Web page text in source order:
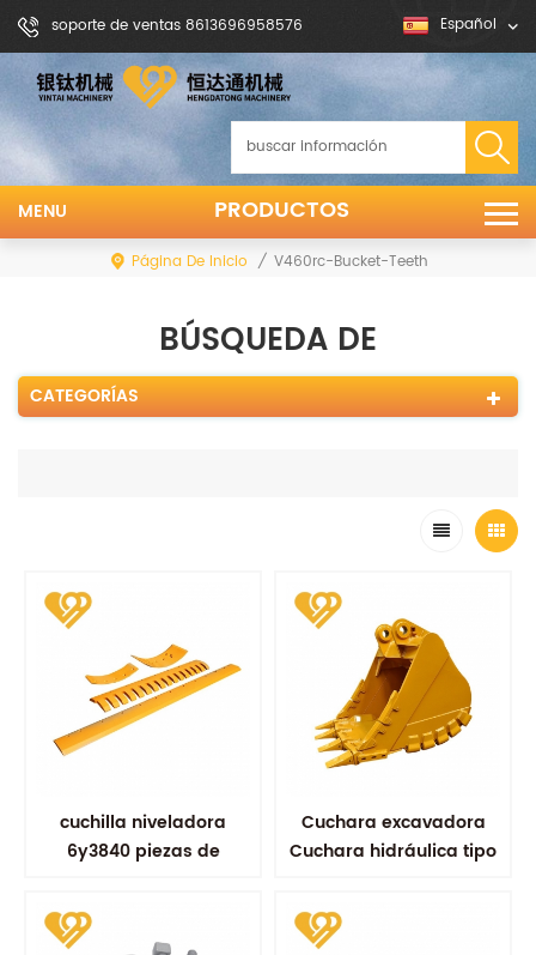
soporte de ventas 8613696958576 Español
PRODUCTOS
MENU
Página De Inicio / V460rc-Bucket-Teeth
BÚSQUEDA DE
CATEGORÍAS
cuchilla niveladora
6y3840 piezas de
piezas de desgaste de
repuesto
Cuchara excavadora
Cuchara hidráulica tipo